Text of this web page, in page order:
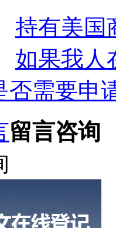
持有美国
如果我人
否需要申
留言咨询